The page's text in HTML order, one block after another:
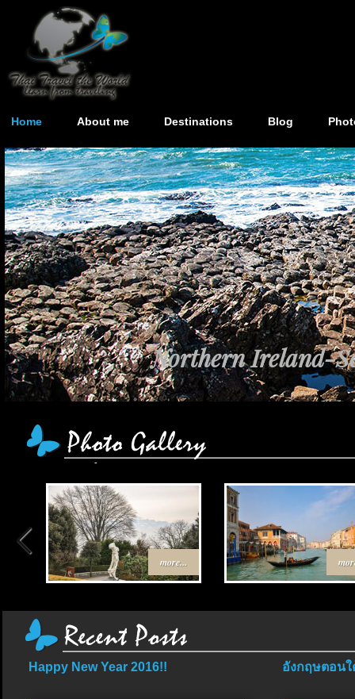
Home About me Destinations Blog
Northern Ireland-
more...
Happy New Year 2016!! อังกฤษตอนใ